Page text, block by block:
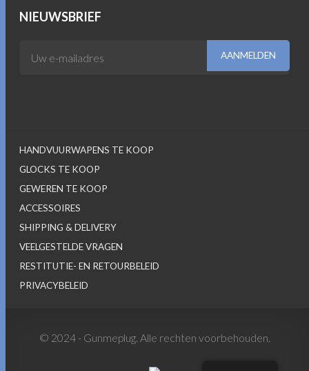
NIEUWSBRIEF
HANDVUURWAPENS TE KOOP
GLOCKS TE KOOP
GEWEREN TE KOOP
ACCESSOIRES
SHIPPING & DELIVERY
VEELGESTELDE VRAGEN
RESTITUTIE- EN RETOURBELEID
PRIVACYBELEID
© 2024 - Gunmeplug. Alle rechten voorbehouden.